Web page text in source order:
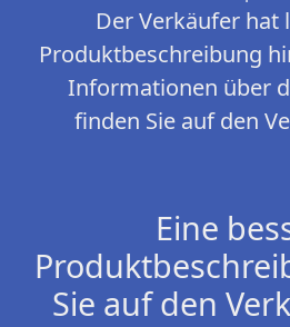
Der Verkäufer hat
Produktbeschreibung
Informationen über
finden Sie auf den
Eine
Sie auf den